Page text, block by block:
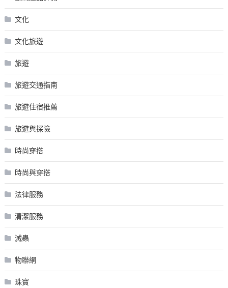
文化
文化旅遊
旅遊
旅遊交通指南
旅遊住宿推薦
旅遊與探險
時尚穿搭
時尚與穿搭
法律服務
清潔服務
滅蟲
物聯網
珠寶